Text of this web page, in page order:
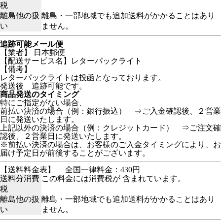
税
離島他の扱
い
離島・一部地域でも追加送料がかかることはあり
ません。
追跡可能メール便
【業者】 日本郵便
【配送サービス名】レターパックライト
【備考】
レターパックライトは投函となっております。
発送後 追跡可能です。
商品発送のタイミング
特にご指定がない場合、
前払い決済の場合（例：銀行振込） ⇒ご入金確認後、２営業
日に発送いたします。
上記以外の決済の場合（例：クレジットカード） ⇒ご注文確
認後、２営業日に発送いたします。
※前払い決済の場合は、お客様のご入金タイミングにより、お
届け予定日が前後することがございます。
【送料料金表】
全国一律料金：430円
送料分消費
税
この料金には消費税が 含まれています。
離島他の扱
い
離島・一部地域でも追加送料がかかることはあり
ません。